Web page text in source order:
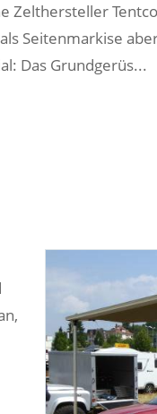
Zelthersteller
Seitenmarkise
Das Grundgerüs...